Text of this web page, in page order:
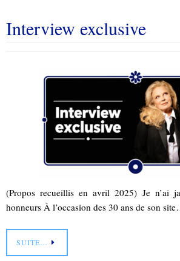
Interview exclusive
(Propos recueillis en avril 2025) Je n’ai
honneurs À l’occasion des 30 ans de son
SUITE…